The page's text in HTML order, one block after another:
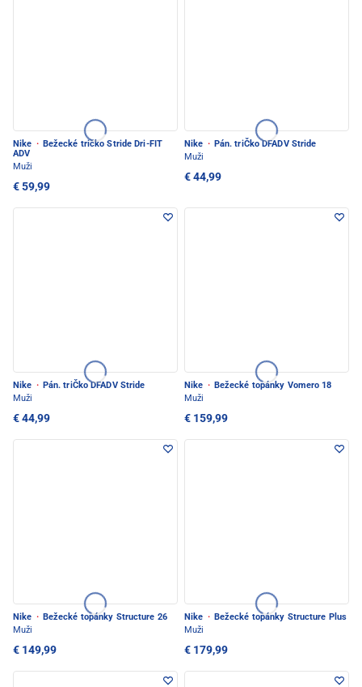
Nike · Bežecké tričko Stride Dri-FIT
ADV
Muži
€ 59,99
Nike · Pán. triČko DFADV Stride
Muži
€ 44,99
Nike · Pán. triČko DFADV Stride
Muži
€ 44,99
Nike · Bežecké topánky Vomero 18
Muži
€ 159,99
Nike · Bežecké topánky Structure 26
Muži
€ 149,99
Nike · Bežecké topánky Structure Plus
Muži
€ 179,99